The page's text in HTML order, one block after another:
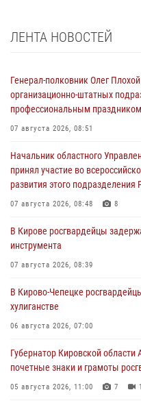
ЛЕНТА НОВОСТЕЙ
Генерал-полковник Олег
организационно-штатных
профессиональным праздником
07 августа 2026, 08:51
Начальник областного
принял участие во
развития этого подразделения
07 августа 2026, 08:48 8
В Кирове росгвардейцы
инструмента
07 августа 2026, 08:39
В Кирово-Чепецке
хулиганстве
06 августа 2026, 07:00
Губернатор Кировской
почетные знаки и грамоты
05 августа 2026, 11:00 7 1